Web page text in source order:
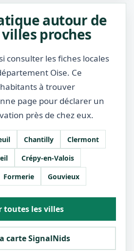
autour de
proches
consulter les fiches locales
Oise. Ce
à trouver
page pour déclarer un
près de chez eux.
Chantilly
Clermont
Crépy-en-Valois
Formerie Gouvieux
toutes les villes
carte SignalNids